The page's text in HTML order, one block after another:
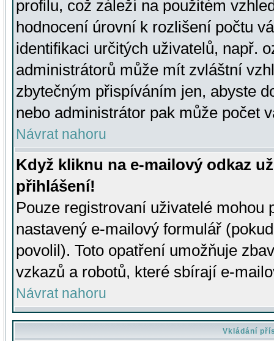
profilu, což záleží na použitém
hodnocení úrovní k rozlišení počtu
identifikaci určitých uživatelů, např.
administrátorů může mít zvláštní
zbytečným přispíváním jen, abyste
nebo administrátor pak může počet
Návrat nahoru
Když kliknu na e-mailový odkaz
přihlášení!
Pouze registrovaní uživatelé mohou
nastavený e-mailový formulář
povolil). Toto opatření umožňuje
vzkazů a robotů, které sbírají e-
Návrat nahoru
Vkládání